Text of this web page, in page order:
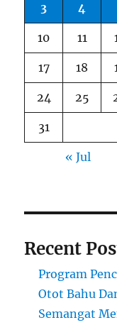
3 4
10 11
17 18
24 25
31
« Jul
Recent
Program
Otot Bahu
Semangat